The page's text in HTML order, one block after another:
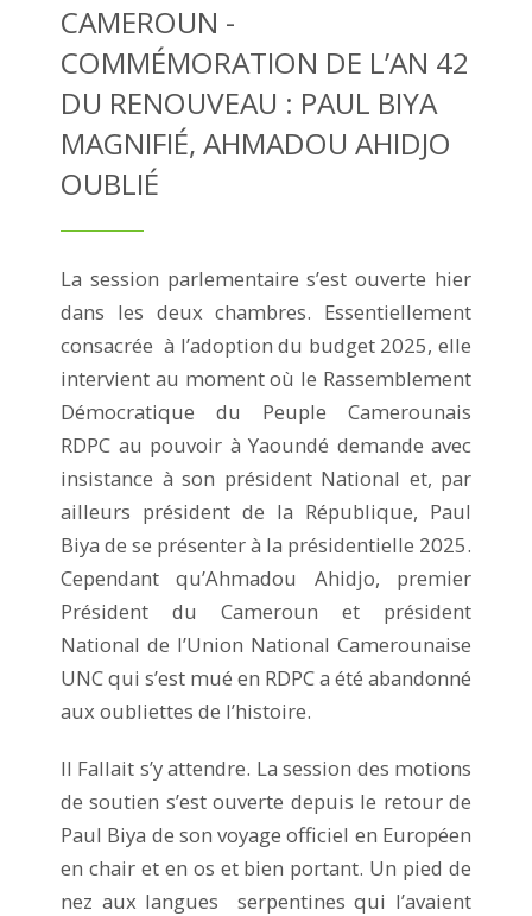
CAMEROUN -
COMMÉMORATION DE L’AN 42
DU RENOUVEAU : PAUL BIYA
MAGNIFIÉ, AHMADOU AHIDJO
OUBLIÉ
La session parlementaire s’est ouverte hier
dans les deux chambres. Essentiellement
consacrée à l’adoption du budget 2025, elle
intervient au moment où le Rassemblement
Démocratique du Peuple Camerounais
RDPC au pouvoir à Yaoundé demande avec
insistance à son président National et, par
ailleurs président de la République, Paul
Biya de se présenter à la présidentielle 2025.
Cependant qu’Ahmadou Ahidjo, premier
Président du Cameroun et président
National de l’Union National Camerounaise
UNC qui s’est mué en RDPC a été abandonné
aux oubliettes de l’histoire.
Il Fallait s’y attendre. La session des motions
de soutien s’est ouverte depuis le retour de
Paul Biya de son voyage officiel en Européen
en chair et en os et bien portant. Un pied de
nez aux langues serpentines qui l’avaient